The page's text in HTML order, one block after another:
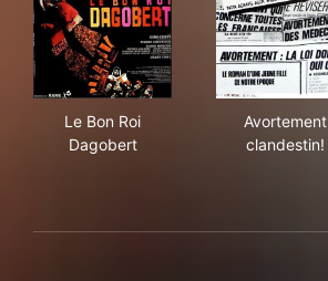
Le Bon Roi
Dagobert
Avortement
clandestin!